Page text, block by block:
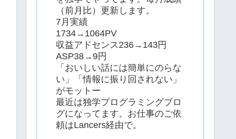
（前月比）更新します。
7月実績
1734→1064PV
収益アドセンス236→143円
ASP38→9円
「おいしい話には簡単にのらな
い」「情報に振り回されない」
がモットー
最近は独学プログラミングブロ
グになってます。お仕事のご依
頼はLancers経由で。